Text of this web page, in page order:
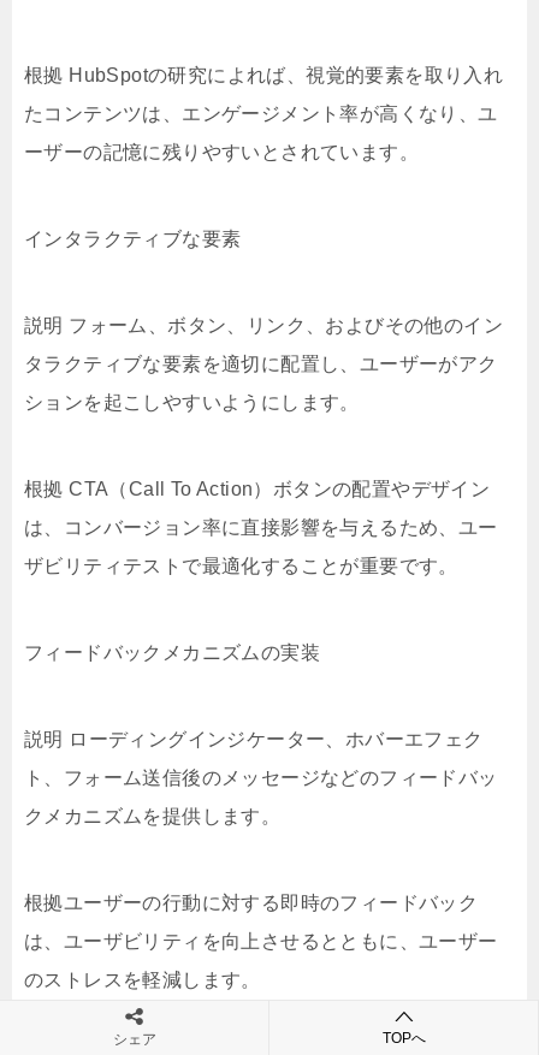
根拠 HubSpotの研究によれば、視覚的要素を取り入れ
たコンテンツは、エンゲージメント率が高くなり、ユ
ーザーの記憶に残りやすいとされています。
インタラクティブな要素
説明 フォーム、ボタン、リンク、およびその他のイン
タラクティブな要素を適切に配置し、ユーザーがアク
ションを起こしやすいようにします。
根拠 CTA（Call To Action）ボタンの配置やデザイン
は、コンバージョン率に直接影響を与えるため、ユー
ザビリティテストで最適化することが重要です。
フィードバックメカニズムの実装
説明 ローディングインジケーター、ホバーエフェク
ト、フォーム送信後のメッセージなどのフィードバッ
クメカニズムを提供します。
根拠ユーザーの行動に対する即時のフィードバック
は、ユーザビリティを向上させるとともに、ユーザー
のストレスを軽減します。
シェア TOPへ